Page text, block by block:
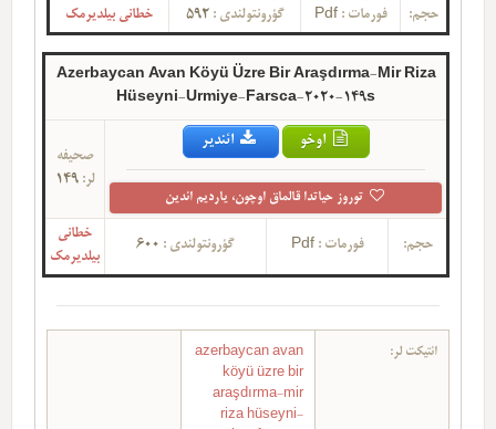
حجم: فورمات :Pdf گؤرونتولندی :592 خطانی بیلدیرمک
Azerbaycan Avan Köyü Üzre Bir Araşdırma-Mir Riza
Hüseyni-Urmiye-Farsca-2020-149s
اوخو ائندیر
توروز حیاتدا قالماق اوچون، یاردیم ائدین
صحیفه
لر: 149
حجم: فورمات :Pdf گؤرونتولندی : 600
خطانی
بیلدیرمک
ائتیکت لر:
azerbaycan avan
köyü üzre bir
araşdırma-mir
riza hüseyni-